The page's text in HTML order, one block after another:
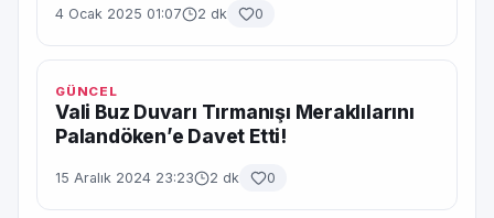
4 Ocak 2025 01:07 2 dk 0
GÜNCEL
Vali Buz Duvarı Tırmanışı Meraklılarını
Palandöken’e Davet Etti!
15 Aralık 2024 23:23 2 dk 0